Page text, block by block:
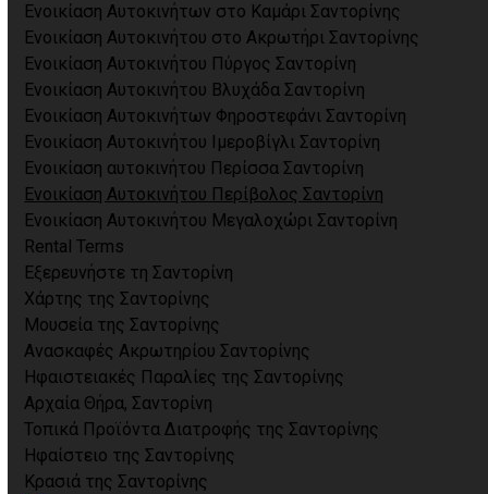
Ενοικίαση Αυτοκινήτων στο Καμάρι Σαντορίνης
Ενοικίαση Αυτοκινήτου στο Ακρωτήρι Σαντορίνης
Ενοικίαση Αυτοκινήτου Πύργος Σαντορίνη
Ενοικίαση Αυτοκινήτου Βλυχάδα Σαντορίνη
Ενοικίαση Αυτοκινήτων Φηροστεφάνι Σαντορίνη
Ενοικίαση Αυτοκινήτου Ιμεροβίγλι Σαντορίνη
Ενοικίαση αυτοκινήτου Περίσσα Σαντορίνη
Ενοικίαση Αυτοκινήτου Περίβολος Σαντορίνη
Ενοικίαση Αυτοκινήτου Μεγαλοχώρι Σαντορίνη
Rental Terms
Εξερευνήστε τη Σαντορίνη
Χάρτης της Σαντορίνης
Μουσεία της Σαντορίνης
Ανασκαφές Ακρωτηρίου Σαντορίνης
Ηφαιστειακές Παραλίες της Σαντορίνης
Αρχαία Θήρα, Σαντορίνη
Τοπικά Προϊόντα Διατροφής της Σαντορίνης
Ηφαίστειο της Σαντορίνης
Κρασιά της Σαντορίνης